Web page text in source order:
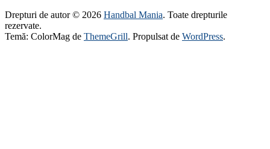
Drepturi de autor © 2026 Handbal Mania. Toate drepturile
rezervate.
Temă: ColorMag de ThemeGrill. Propulsat de WordPress.